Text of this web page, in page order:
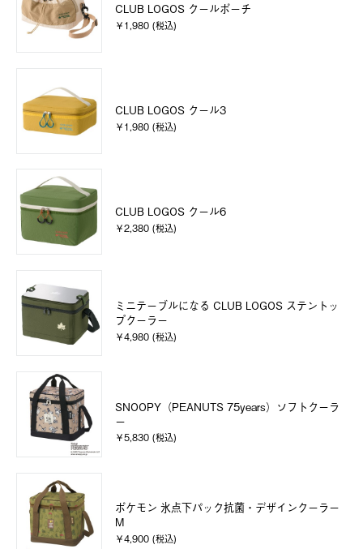
CLUB LOGOS クールポーチ
￥1,980 (税込)
CLUB LOGOS クール3
￥1,980 (税込)
CLUB LOGOS クール6
￥2,380 (税込)
ミニテーブルになる CLUB LOGOS ステントッ
プクーラー
￥4,980 (税込)
SNOOPY（PEANUTS 75years）ソフトクーラ
ー
￥5,830 (税込)
ポケモン 氷点下パック抗菌・デザインクーラー
M
￥4,900 (税込)